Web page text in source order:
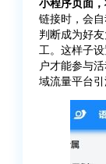
小程序页面，
链接时，会
判断成为好
工。这样子
户才能参与
域流量平台引